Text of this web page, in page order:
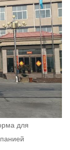
для